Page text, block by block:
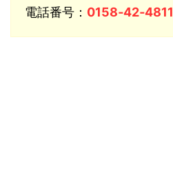
電話番号： 0158‐42‐4811